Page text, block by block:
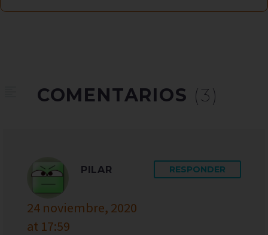
COMENTARIOS (3)
PILAR
24 noviembre, 2020
at 17:59
RESPONDER